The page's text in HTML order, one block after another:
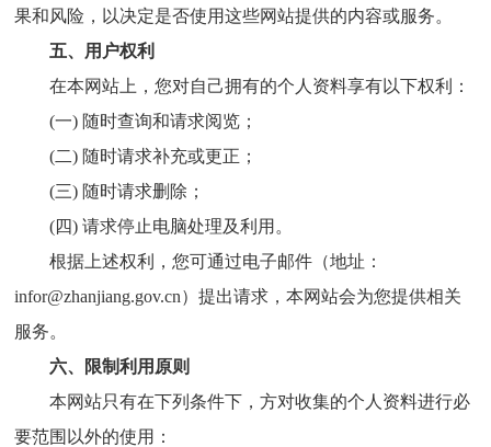
果和风险，以决定是否使用这些网站提供的内容或服务。
五、用户权利
在本网站上，您对自己拥有的个人资料享有以下权利：
(一) 随时查询和请求阅览；
(二) 随时请求补充或更正；
(三) 随时请求删除；
(四) 请求停止电脑处理及利用。
根据上述权利，您可通过电子邮件（地址：
infor@zhanjiang.gov.cn）提出请求，本网站会为您提供相关
服务。
六、限制利用原则
本网站只有在下列条件下，方对收集的个人资料进行必
要范围以外的使用：